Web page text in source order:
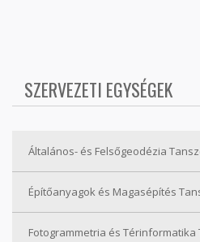
SZERVEZETI EGYSÉGEK
Általános- és Felsőgeodézia
Építőanyagok és Magasépítés
Fotogrammetria és Térinformatika